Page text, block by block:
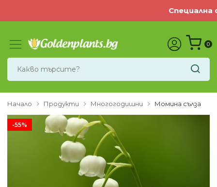
Специална
0
Начало Продукти Многогодишни Момина сълза
-55%